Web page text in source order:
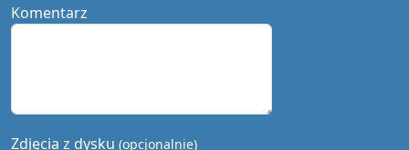
Komentarz
Zdjęcia z dysku (opcjonalnie)